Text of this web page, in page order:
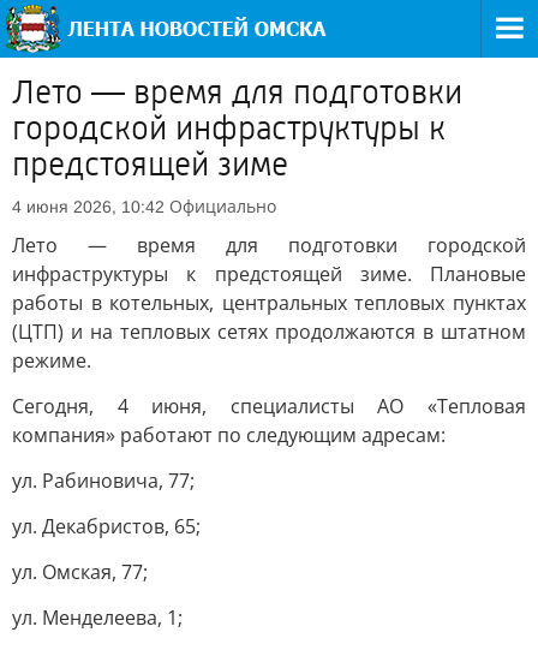
Лето — время для подготовки
городской инфраструктуры к
предстоящей зиме
4 июня 2026, 10:42 Официально
Лето — время для подготовки городской
инфраструктуры к предстоящей зиме. Плановые
работы в котельных, центральных тепловых пунктах
(ЦТП) и на тепловых сетях продолжаются в штатном
режиме.
Сегодня, 4 июня, специалисты АО «Тепловая
компания» работают по следующим адресам:
ул. Рабиновича, 77;
ул. Декабристов, 65;
ул. Омская, 77;
ул. Менделеева, 1;